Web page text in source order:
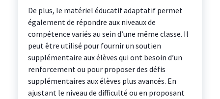
De plus, le matériel éducatif adaptatif permet
également de répondre aux niveaux de
compétence variés au sein d’une même classe. Il
peut être utilisé pour fournir un soutien
supplémentaire aux élèves qui ont besoin d’un
renforcement ou pour proposer des défis
supplémentaires aux élèves plus avancés. En
ajustant le niveau de difficulté ou en proposant